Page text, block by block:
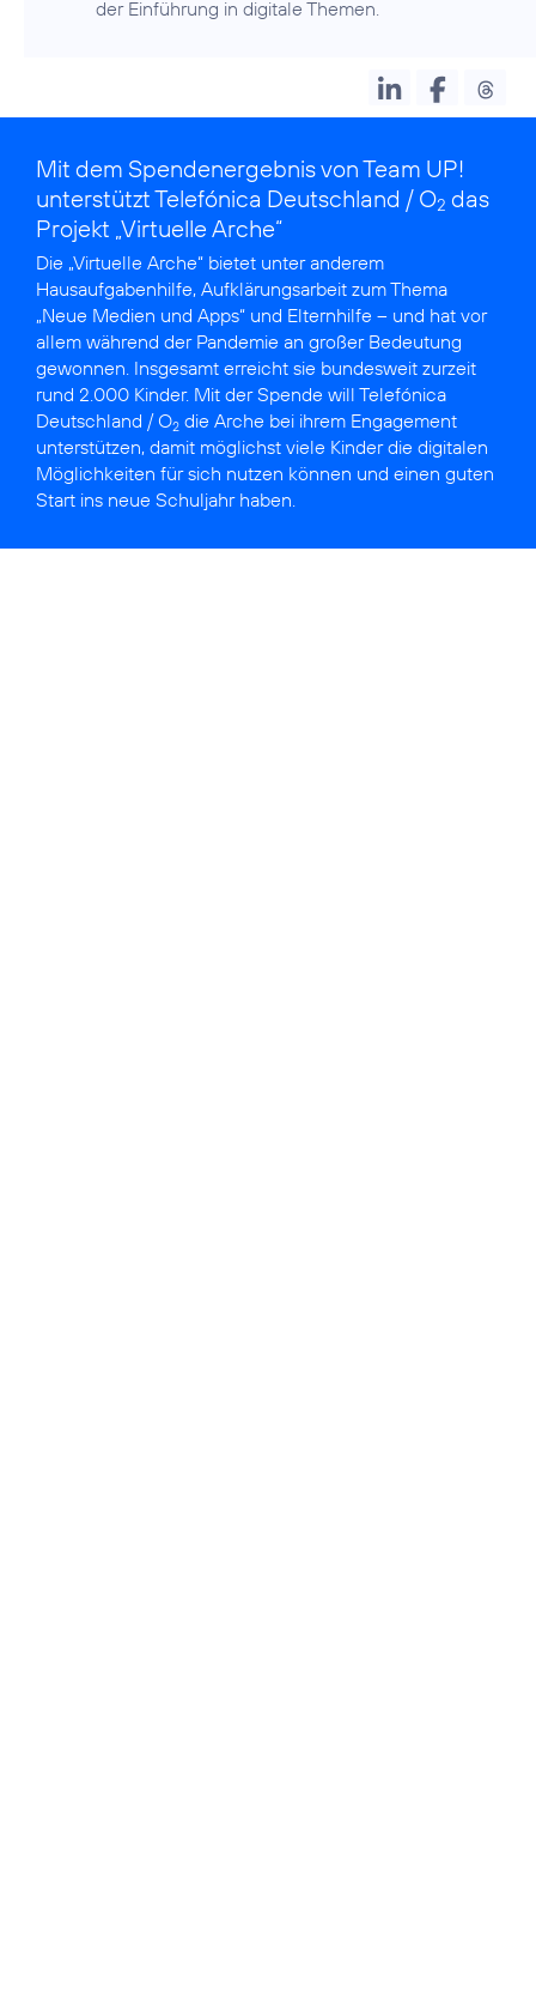
der Einführung in digitale Themen.
Mit dem Spendenergebnis von Team UP!
unterstützt Telefónica Deutschland / O2 das
Projekt „Virtuelle Arche“
Die „Virtuelle Arche“ bietet unter anderem
Hausaufgabenhilfe, Aufklärungsarbeit zum Thema
„Neue Medien und Apps“ und Elternhilfe – und hat vor
allem während der Pandemie an großer Bedeutung
gewonnen. Insgesamt erreicht sie bundesweit zurzeit
rund 2.000 Kinder. Mit der Spende will Telefónica
Deutschland / O2 die Arche bei ihrem Engagement
unterstützen, damit möglichst viele Kinder die digitalen
Möglichkeiten für sich nutzen können und einen guten
Start ins neue Schuljahr haben.